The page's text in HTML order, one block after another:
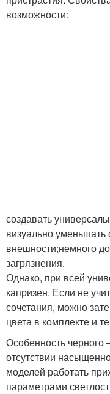
возможности:
создавать
визуально уменьшать
внешности;немного
загрязнения.
Однако, при всей
капризен. Если не
сочетания, можно
цвета в комплекте и
Особенность черного
отсутствии
моделей работать
параметрами